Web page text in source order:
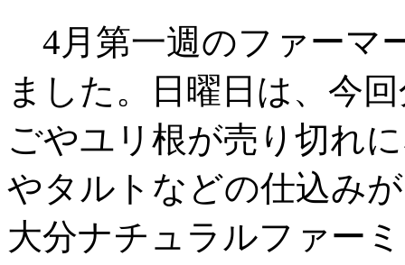
4月第一週のファーマ
ました。日曜日は、今
ごやユリ根が売り切れ
やタルトなどの仕込み
大分ナチュラルファー